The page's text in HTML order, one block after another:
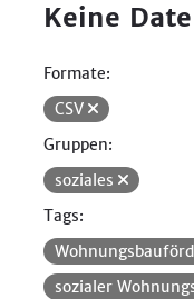
Keine
Formate:
CSV
Gruppen:
soziales
Tags:
sozialer